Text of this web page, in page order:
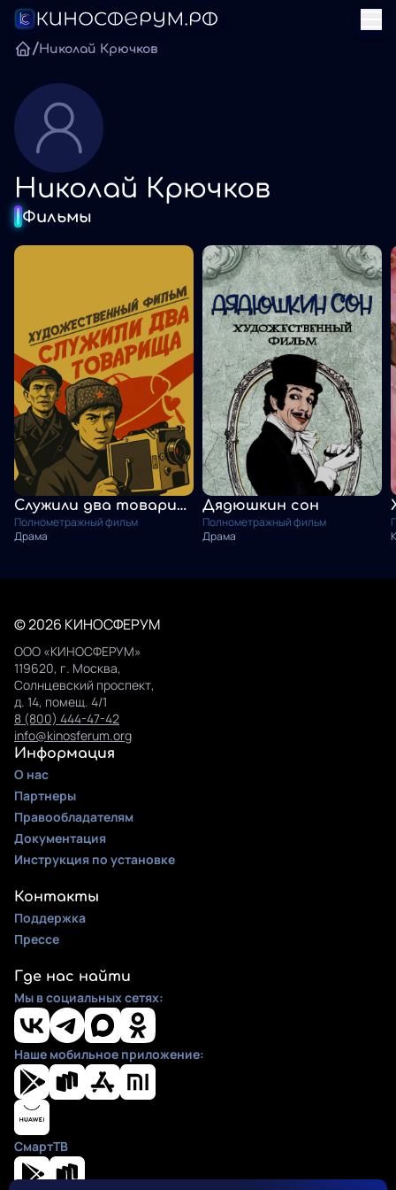
/Николай Крючков
Николай Крючков
Фильмы
Служили два товарища
Полнометражный фильм
Драма
Дядюшкин сон
Полнометражный фильм
Драма
© 2026 КИНОСФЕРУМ
ООО «КИНОСФЕРУМ»
119620, г. Москва,
Солнцевский проспект,
д. 14, помещ. 4/1
8 (800) 444-47-42
info@kinosferum.org
Информация
О нас
Партнеры
Правообладателям
Документация
Инструкция по установке
Контакты
Поддержка
Прессе
Где нас найти
Мы в социальных сетях:
Наше мобильное приложение:
СмартТВ